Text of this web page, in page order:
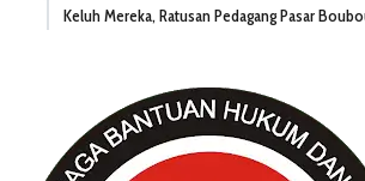
Keluh Mereka, Ratusan Pedagang Pasar